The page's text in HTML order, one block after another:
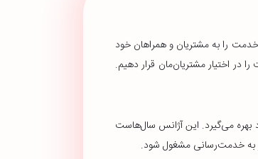
خدمت را به مشتریان و همراهان خود
در اختیار مشتریان‌مان قرار دهیم.
بهره می‌گیرد. این آژانس سال‌هاست
به خدمت‌رسانی مشغول شود.